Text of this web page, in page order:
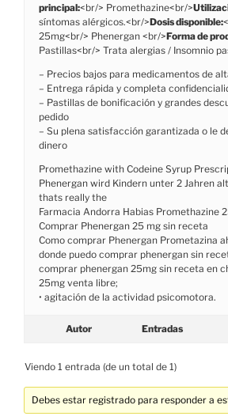
principal:<br/> Promethazine<br/>
síntomas alérgicos.<br/>Dosis disponible:
25mg<br/> Phenergan <br/>Forma de
Pastillas<br/> Trata alergias / Insomnio
– Precios bajos para medicamentos de
– Entrega rápida y completa
– Pastillas de bonificación y grandes
pedido
– Su plena satisfacción garantizada o le
dinero
Promethazine with Codeine Syrup
Phenergan wird Kindern unter 2 Jahren
thats really the
Farmacia Andorra Habias Promethazine
Comprar Phenergan 25 mg sin receta
Como comprar Phenergan Prometazina
donde puedo comprar phenergan sin
comprar phenergan 25mg sin receta en
25mg venta libre;
• agitación de la actividad psicomotora.
Autor Entradas
Viendo 1 entrada (de un total de 1)
Debes estar registrado para responder a